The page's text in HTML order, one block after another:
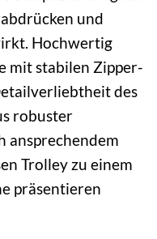
und
Hochwertig
mit stabilen Zipper-
des
robuster
ansprechendem
Trolley zu einem
präsentieren